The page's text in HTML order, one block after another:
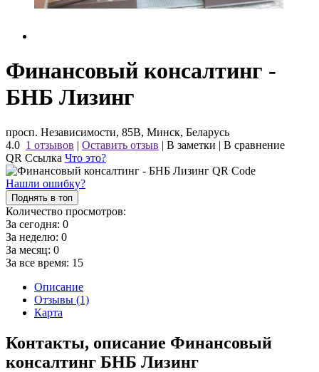
Финансовый консалтинг -
БНБ Лизинг
просп. Независимости, 85В, Минск, Беларусь
4.0 1 отзывов | Оставить отзыв | В заметки | В сравнение
QR Ссылка Что это?
Нашли ошибку?
Поднять в топ
Количество просмотров:
За сегодня: 0
За неделю: 0
За месяц: 0
За все время: 15
Описание
Отзывы (1)
Карта
Контакты, описание Финансовый
консалтинг БНБ Лизинг